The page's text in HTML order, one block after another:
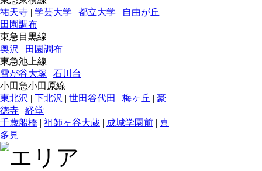
祐天寺 | 学芸大学 | 都立大学 | 自由が丘 |
田園調布
東急目黒線
奥沢 | 田園調布
東急池上線
雪が谷大塚 | 石川台
小田急小田原線
東北沢 | 下北沢 | 世田谷代田 | 梅ヶ丘 | 豪
徳寺 | 経堂 |
千歳船橋 | 祖師ヶ谷大蔵 | 成城学園前 | 喜
多見